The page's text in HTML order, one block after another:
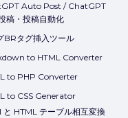
Auto Post / ChatGPT
稿・投稿自動化
BRタグ挿入ツール
to HTML Converter
to PHP Converter
to CSS Generator
と HTML テーブル相互変換